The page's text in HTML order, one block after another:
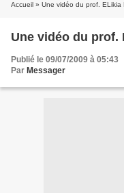
Accueil » Une vidéo du prof. ELikia
Une vidéo du
Publié le 09/07/2009 à 05:43
Par Messager